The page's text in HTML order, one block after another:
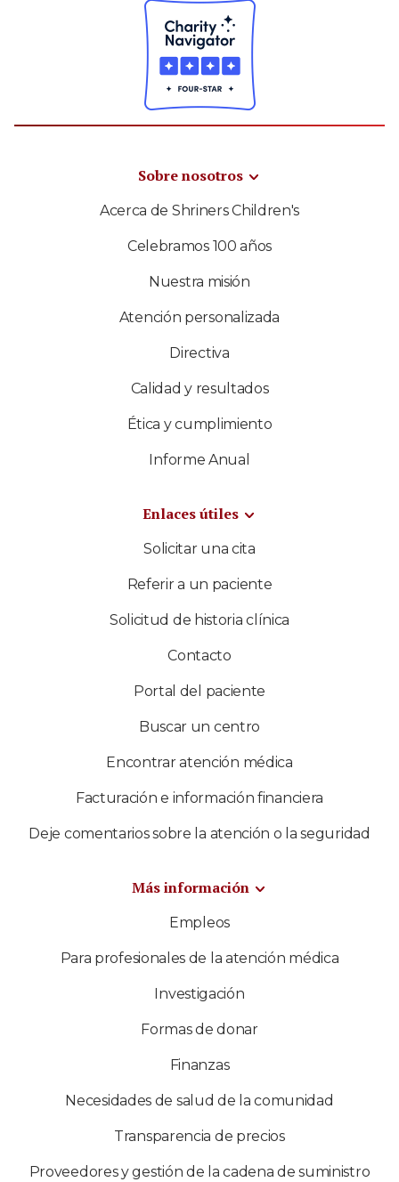
Sobre nosotros
Acerca de Shriners Children's
Celebramos 100 años
Nuestra misión
Atención personalizada
Directiva
Calidad y resultados
Ética y cumplimiento
Informe Anual
Enlaces útiles
Solicitar una cita
Referir a un paciente
Solicitud de historia clínica
Contacto
Portal del paciente
Buscar un centro
Encontrar atención médica
Facturación e información financiera
Deje comentarios sobre la atención o la seguridad
Más información
Empleos
Para profesionales de la atención médica
Investigación
Formas de donar
Finanzas
Necesidades de salud de la comunidad
Transparencia de precios
Proveedores y gestión de la cadena de suministro